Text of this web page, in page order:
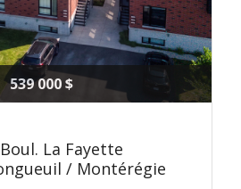
539 000 $
La Fayette
/ Montérégie